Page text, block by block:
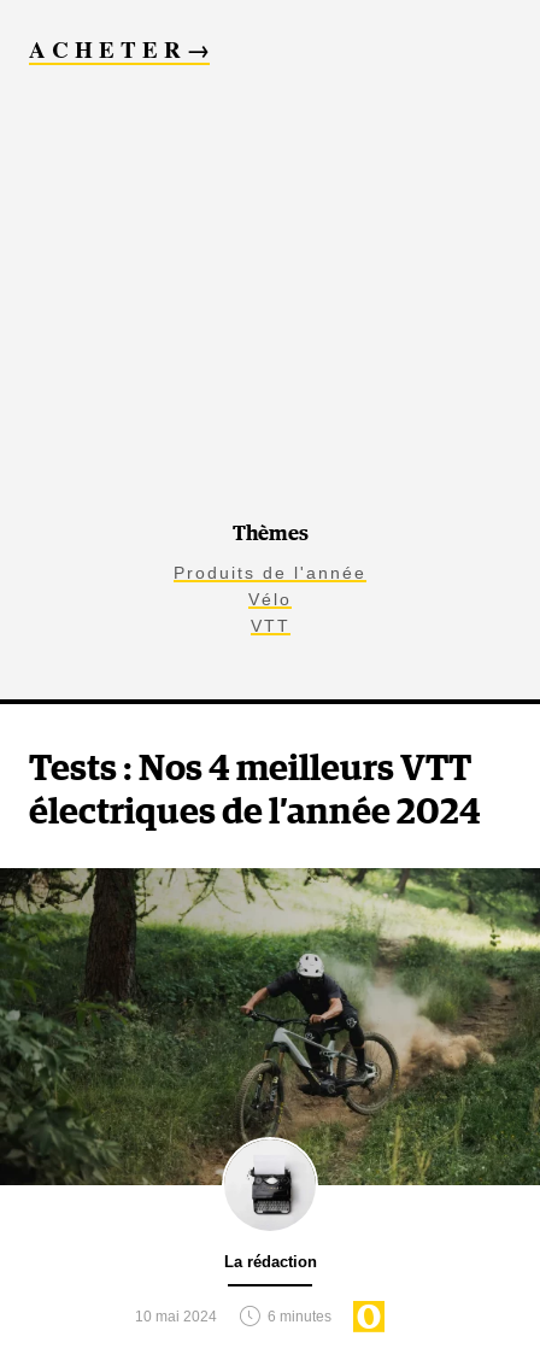
A C H E T E R →
Thèmes
Produits de l'année
Vélo
VTT
Tests : Nos 4 meilleurs VTT
électriques de l’année 2024
La rédaction
10 mai 2024 6 minutes